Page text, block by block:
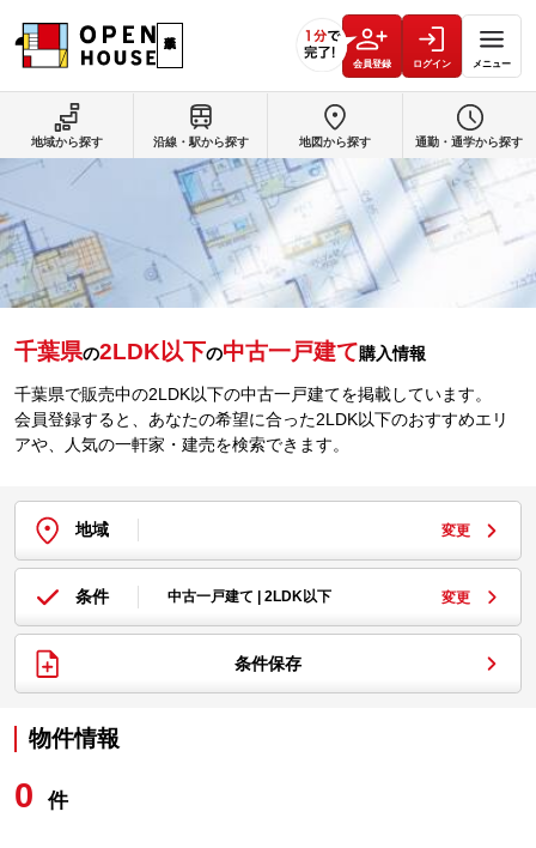
会員登録 ログイン メニュー
千葉県の2LDK以下の中古一戸建て購入情報
千葉県で販売中の2LDK以下の中古一戸建てを掲載しています。
会員登録すると、あなたの希望に合った2LDK以下のおすすめエリ
アや、人気の一軒家・建売を検索できます。
地域 変更
条件 中古一戸建て | 2LDK以下 変更
条件保存
物件情報
0 件
地域から探す 沿線・駅から探す 地図から探す 通勤・通学から探す